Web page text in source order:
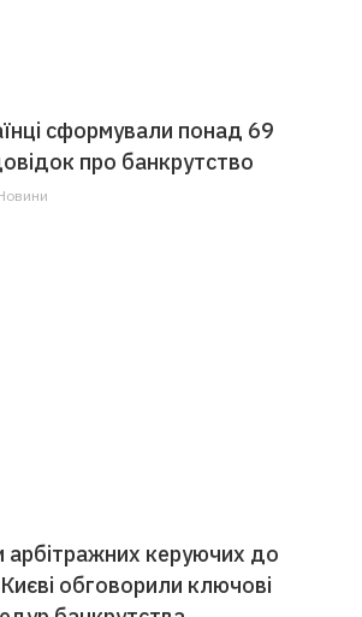
сформували понад 69
про банкрутство
арбітражних керуючих до
обговорили ключові